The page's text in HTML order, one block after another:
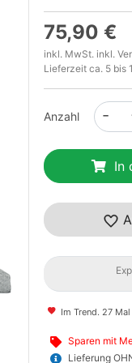
75,90 €
inkl. MwSt. inkl.
Lieferzeit ca. 5 bis
Anzahl -
In
Im Trend. 27
Sparen mit
Lieferung